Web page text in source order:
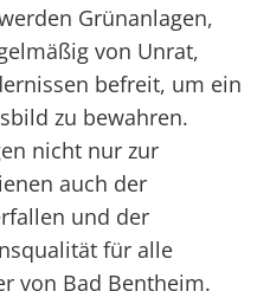
Grünanlagen,
von Unrat,
befreit, um ein
zu bewahren.
nicht nur zur
auch der
und der
für alle
von Bad Bentheim.